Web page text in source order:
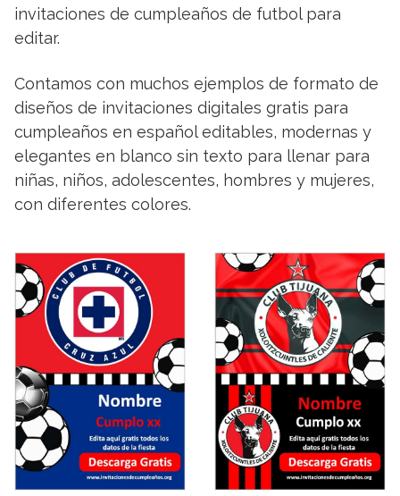
invitaciones de cumpleaños de futbol para
editar.
Contamos con muchos ejemplos de formato de
diseños de invitaciones digitales gratis para
cumpleaños en español editables, modernas y
elegantes en blanco sin texto para llenar para
niñas, niños, adolescentes, hombres y mujeres,
con diferentes colores.